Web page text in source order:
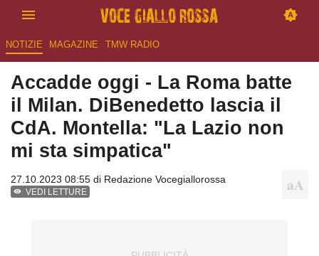
NOTIZIE MAGAZINE TMW RADIO
Accadde oggi - La Roma batte
il Milan. DiBenedetto lascia il
CdA. Montella: "La Lazio non
mi sta simpatica"
27.10.2023 08:55 di Redazione Vocegiallorossa
VEDI LETTURE